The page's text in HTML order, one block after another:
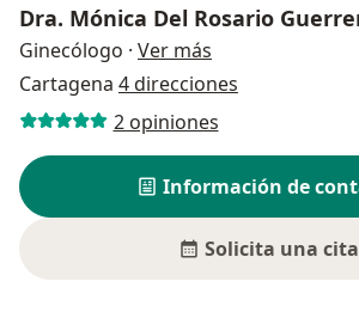
Dra. Mónica Del Rosario
Ginecólogo · Ver más
Cartagena 4 direcciones
2 opiniones
Información de
Solicita una cita